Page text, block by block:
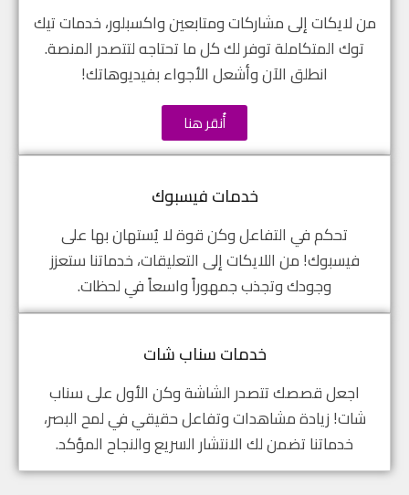
من لايكات إلى مشاركات ومتابعين واكسبلور، خدمات تيك
توك المتكاملة توفر لك كل ما تحتاجه لتتصدر المنصة.
انطلق الآن وأشعل الأجواء بفيديوهاتك!
أُنقر هنا
خدمات فيسبوك
تحكم في التفاعل وكن قوة لا يُستهان بها على
فيسبوك! من اللايكات إلى التعليقات، خدماتنا ستعزز
وجودك وتجذب جمهوراً واسعاً في لحظات.
خدمات سناب شات
اجعل قصصك تتصدر الشاشة وكن الأول على سناب
شات! زيادة مشاهدات وتفاعل حقيقي في لمح البصر،
خدماتنا تضمن لك الانتشار السريع والنجاح المؤكد.